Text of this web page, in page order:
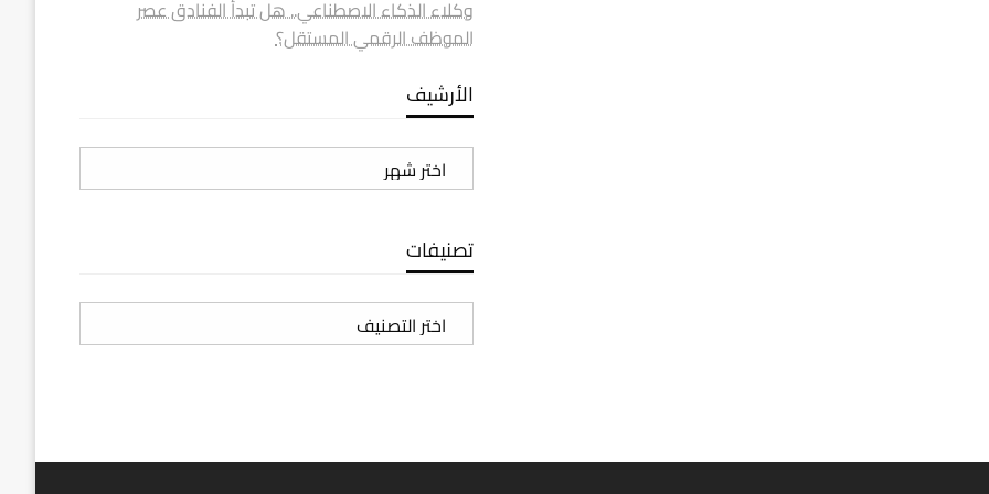
وكلاء الذكاء الاصطناعي.. هل تبدأ الفنادق عصر
الموظف الرقمي المستقل؟
الأرشيف
الأرشيف
تصنيفات
تصنيفات